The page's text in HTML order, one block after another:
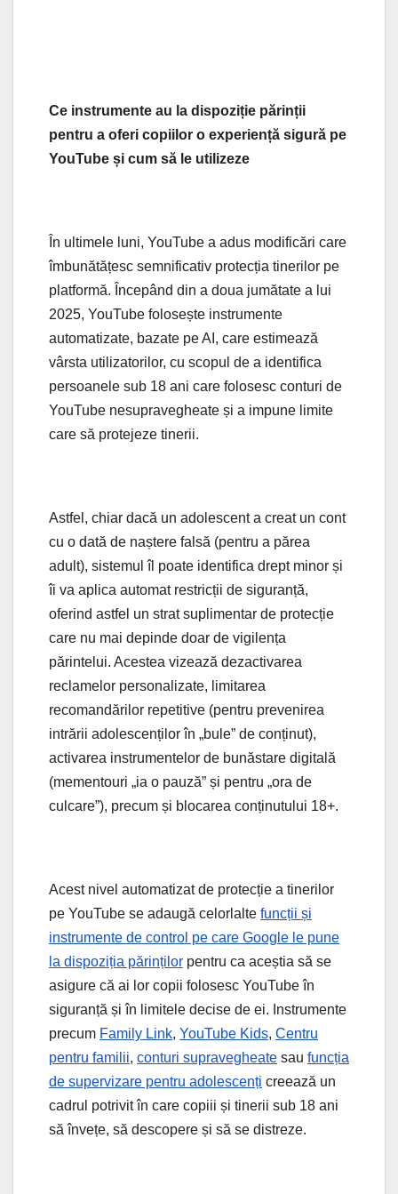
Ce instrumente au la dispoziție părinții
pentru a oferi copiilor o experiență sigură pe
YouTube și cum să le utilizeze
În ultimele luni, YouTube a adus modificări care
îmbunătățesc semnificativ protecția tinerilor pe
platformă. Începând din a doua jumătate a lui
2025, YouTube folosește instrumente
automatizate, bazate pe AI, care estimează
vârsta utilizatorilor, cu scopul de a identifica
persoanele sub 18 ani care folosesc conturi de
YouTube nesupravegheate și a impune limite
care să protejeze tinerii.
Astfel, chiar dacă un adolescent a creat un cont
cu o dată de naștere falsă (pentru a părea
adult), sistemul îl poate identifica drept minor și
îi va aplica automat restricții de siguranță,
oferind astfel un strat suplimentar de protecție
care nu mai depinde doar de vigilența
părintelui. Acestea vizează dezactivarea
reclamelor personalizate, limitarea
recomandărilor repetitive (pentru prevenirea
intrării adolescenților în „bule” de conținut),
activarea instrumentelor de bunăstare digitală
(mementouri „ia o pauză” și pentru „ora de
culcare”), precum și blocarea conținutului 18+.
Acest nivel automatizat de protecție a tinerilor
pe YouTube se adaugă celorlalte funcții și
instrumente de control pe care Google le pune
la dispoziția părinților pentru ca aceștia să se
asigure că ai lor copii folosesc YouTube în
siguranță și în limitele decise de ei. Instrumente
precum Family Link, YouTube Kids, Centru
pentru familii, conturi supravegheate sau funcția
de supervizare pentru adolescenți creează un
cadrul potrivit în care copiii și tinerii sub 18 ani
să învețe, să descopere și să se distreze.